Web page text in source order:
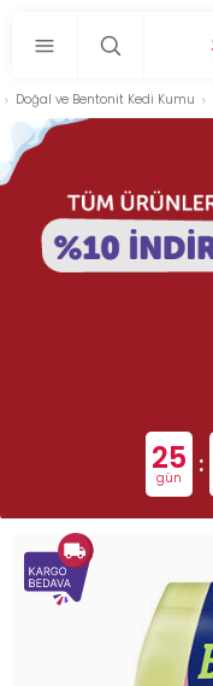
Doğal ve Bentonit Kedi Kumu
25
gün :